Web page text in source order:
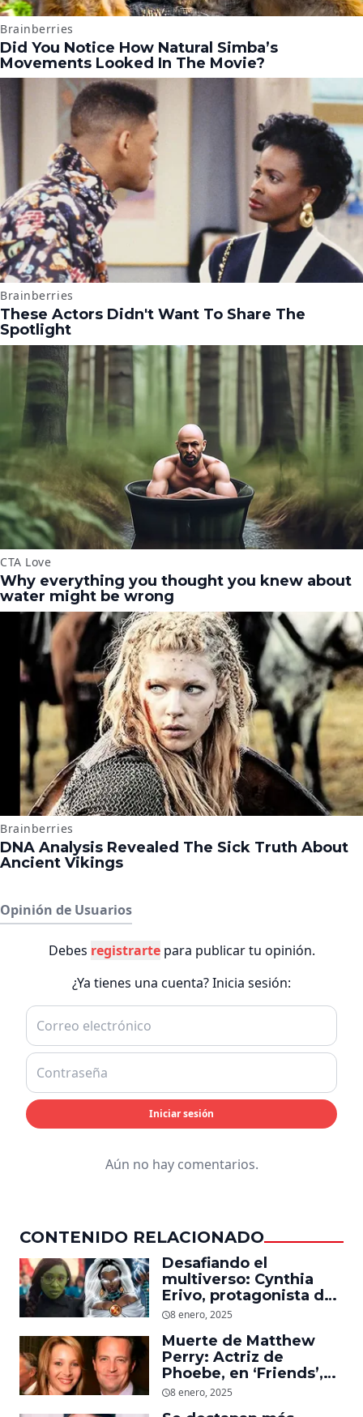
Opinión de Usuarios
Debes registrartepara publicar tu opinión.
¿Ya tienes una cuenta? Inicia sesión:
Iniciar sesión
Aún no hay comentarios.
CONTENIDO RELACIONADO
Desafiando el
multiverso: Cynthia
Erivo, protagonista de
‘Wicked’, quiere ser
8 enero, 2025
Muerte de Matthew
Perry: Actriz de
Phoebe, en ‘Friends’,
descubre un emotivo
8 enero, 2025